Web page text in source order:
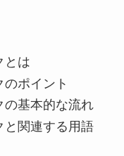
とは
ポイント
の基本的な流れ
と関連する用語